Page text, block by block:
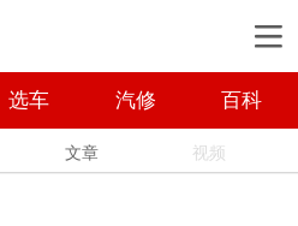
选车 汽修 百科
文章 视频